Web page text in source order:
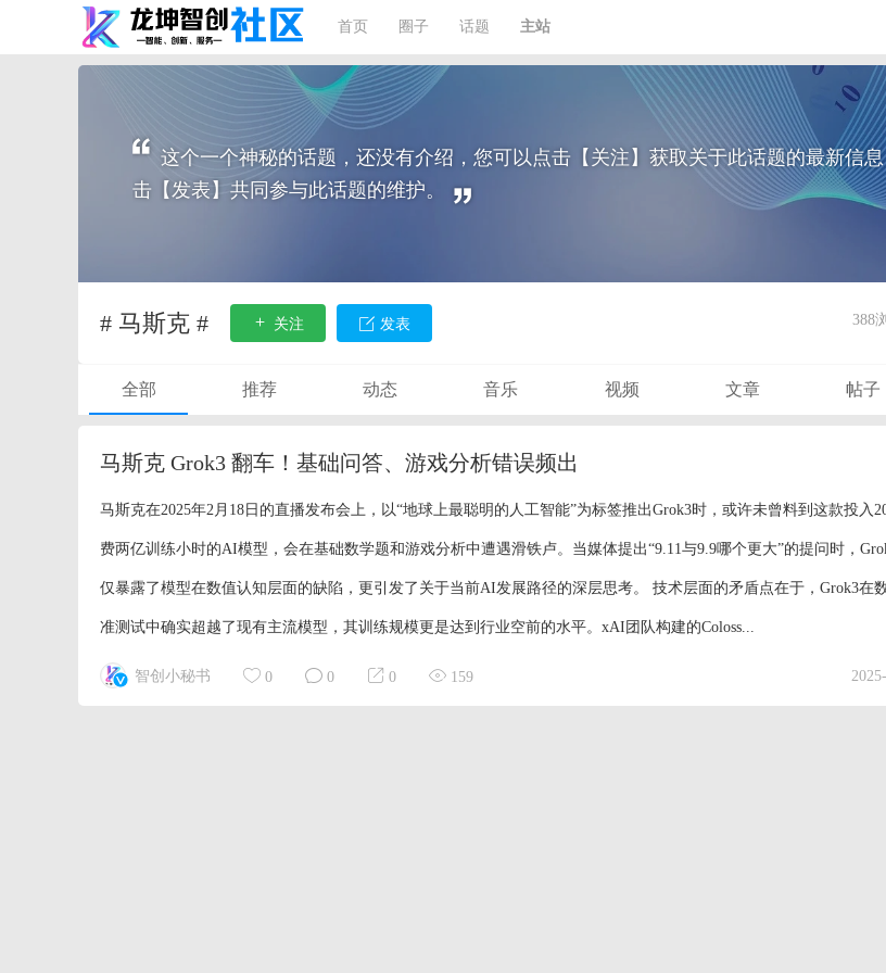
首页 圈子 话题 主站
这个一个神秘的话题，还没有介绍，您可以点击【关注】获取关于此话题的最新信
击【发表】共同参与此话题的维护。
# 马斯克 # 关注 发表 388
全部 推荐 动态 音乐 视频 文章 帖子
马斯克 Grok3 翻车！基础问答、游戏分析错误频出
马斯克在2025年2月18日的直播发布会上，以“地球上最聪明的人工智能”为标签推出Grok3时，或许未曾料到这款投入
费两亿训练小时的AI模型，会在基础数学题和游戏分析中遭遇滑铁卢。当媒体提出“9.11与9.9哪个更大”的提问时，
仅暴露了模型在数值认知层面的缺陷，更引发了关于当前AI发展路径的深层思考。 技术层面的矛盾点在于，Grok3在
准测试中确实超越了现有主流模型，其训练规模更是达到行业空前的水平。xAI团队构建的Coloss...
智创小秘书 0 0 0 159